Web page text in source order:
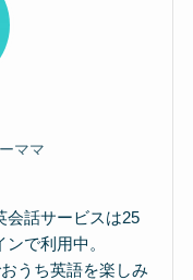
ママ
会話サービスは25
ンで利用中。
うち英語を楽しみ